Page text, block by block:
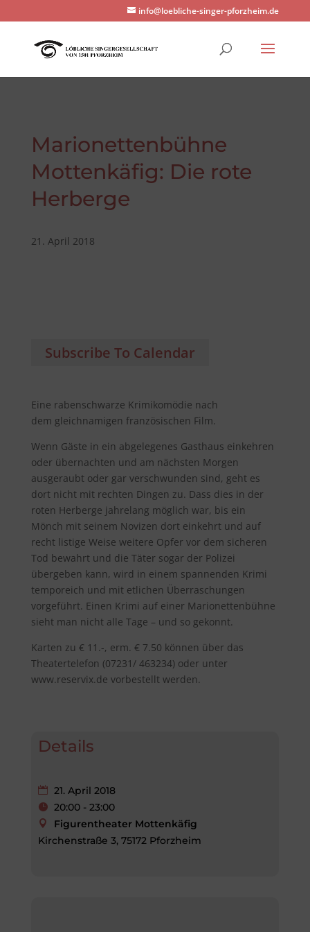
info@loebliche-singer-pforzheim.de
Marionettenbühne
Mottenkäfig: Die rote
Herberge
21. April 2018
Subscribe To Calendar
Eine rabenschwarze Krimikomödie nach
dem gleichnamigen französischen Film.
Wenn Gäste in ein abgelegenes Gasthaus einkehren
oder übernachten und am nächsten Morgen
ausgeraubt oder gar verschwunden sind, geht es
dort nicht mit rechten Dingen zu. Dass dies in der
roten Herberge jahrelang möglich war, bis ein
Mönch mit seinem Novizen dort einkehrt und auf
recht listige Weise weitere Opfer vor dem sicheren
Tod bewahrt und die Täter sogar der Polizei
übergeben kann, wird in einem spannenden Krimi
temporeich und mit etlichen Überraschungen
vorgeführt. Einen Krimi auf einer Marionettenbühne
sieht man nicht alle Tage – und so gekonnt.
Karten zu € 11.-, erm. € 7.50 können über das
Theater­telefon (07231/ 463234) oder unter
www.reservix.de vorbestellt werden.
Details
21. April 2018
20:00 - 23:00
Figurentheater Mottenkäfig
Kirchenstraße 3, 75172 Pforzheim